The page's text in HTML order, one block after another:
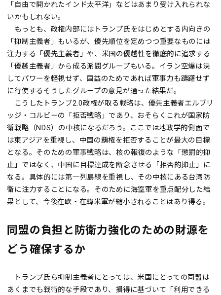
「自由で開かれたインド太平洋」などはあまり受け入れられな
いかもしれない。
もっとも、政権内部にはトランプ氏をはじめとする内向きの
「抑制主義者」もいるが、優先順位を定めつつ重要なものには
注力する「優先主義者」や、米国の優越性を徹底的に追求する
「優越主義者」から成る派閥グループもいる。イラン空爆は決
してパワーを軽視せず、国益のためであれば軍事力も躊躇せず
に行使するそうしたグループの意見が通った結果だ。
こうしたトランプ2.0政権が取る戦略は、優先主義者エルブリ
ッジ・コルビーの「拒否戦略」であり、おそらくこれが国家防
衛戦略（NDS）の中核になるだろう。ここでは地政学的側面で
は東アジアを重視し、中国の覇権を拒否することが最大の目標
となる。そのための軍事戦略は、核の報復のような「懲罰的抑
止」ではなく、中国に目標達成を断念させる「拒否的抑止」に
なる。具体的には第一列島線を重視し、その中核にある台湾防
衛に注力することになる。そのために海空軍を重点配分した結
果として、今後在欧・在韓米軍が縮小されることはあり得る。
同盟の負担と防衛力強化のための財源を
どう確保するか
トランプ氏ら抑制主義者にとっては、米国にとっての同盟は
あくまでも戦術的な手段であり、損得に基づいて「利用できる